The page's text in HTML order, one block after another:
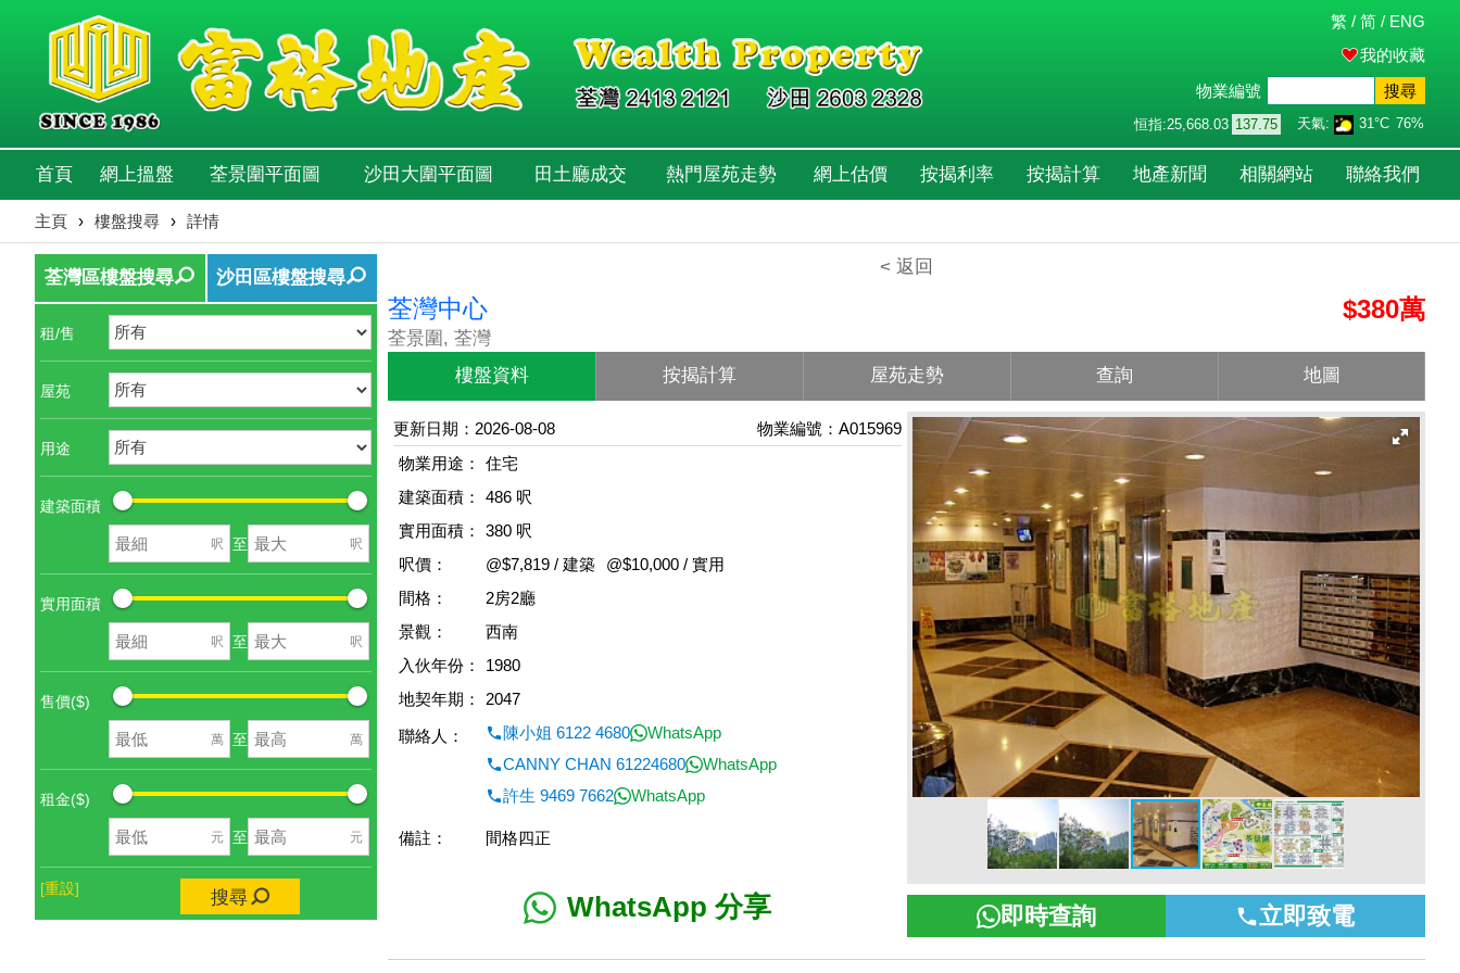
繁 / 简 / ENG
我的收藏
物業編號
搜尋
恒指:25,668.03 137.75 天氣: 31°C 76%
首頁 網上搵盤 荃景圍平面圖 沙田大圍平面圖 田土廳成交 熱門屋苑走勢 網上估價 按揭利率 按揭計算 地產新聞 相關網站 聯絡我們
主頁 › 樓盤搜尋 › 詳情
荃灣區樓盤搜尋 沙田區樓盤搜尋
租/售
屋苑
用途
建築面積
呎 至 呎
實用面積
呎 至 呎
售價($)
萬 至 萬
租金($)
元 至 元
[重設] 搜尋
< 返回
荃灣中心
荃景圍, 荃灣
$380萬
樓盤資料 按揭計算 屋苑走勢 查詢 地圖
更新日期：2026-08-08
物業編號：A015969
物業用途：
住宅
建築面積：
486 呎
實用面積：
380 呎
呎價：
@$7,819 / 建築
@$10,000 / 實用
間格：
2房2廳
景觀：
西南
入伙年份：
1980
地契年期：
2047
聯絡人：
陳小姐 6122 4680
WhatsApp
CANNY CHAN 61224680
WhatsApp
許生 9469 7662
WhatsApp
備註： 間格四正
WhatsApp 分享 即時查詢 立即致電